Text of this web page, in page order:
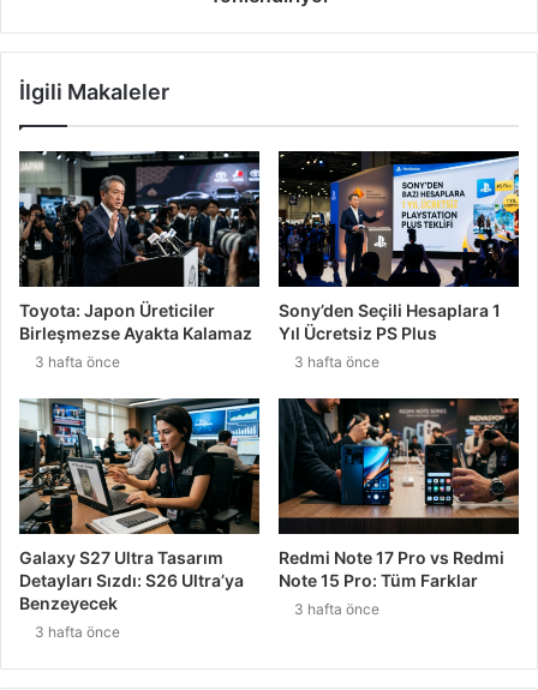
İlgili Makaleler
Toyota: Japon Üreticiler
Birleşmezse Ayakta Kalamaz
3 hafta önce
Sony’den Seçili Hesaplara 1
Yıl Ücretsiz PS Plus
3 hafta önce
Galaxy S27 Ultra Tasarım
Detayları Sızdı: S26 Ultra’ya
Benzeyecek
3 hafta önce
Redmi Note 17 Pro vs Redmi
Note 15 Pro: Tüm Farklar
3 hafta önce